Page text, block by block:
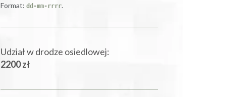
Format: dd-mm-rrrr.
Udział w drodze osiedlowej:
2200 zł